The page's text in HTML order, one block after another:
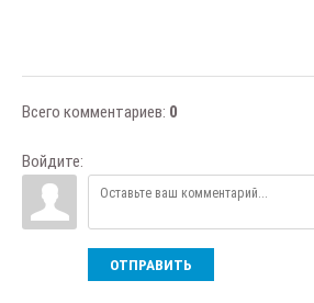
Всего комментариев: 0
Войдите:
ОТПРАВИТЬ